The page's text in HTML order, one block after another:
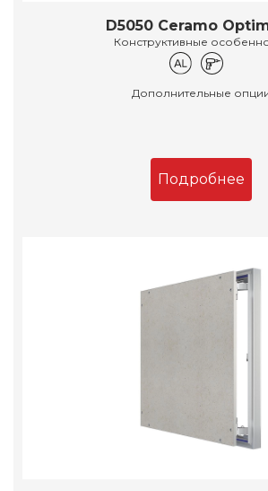
D5050 Ceramo
Конструктивные
Дополнительные
Подробнее